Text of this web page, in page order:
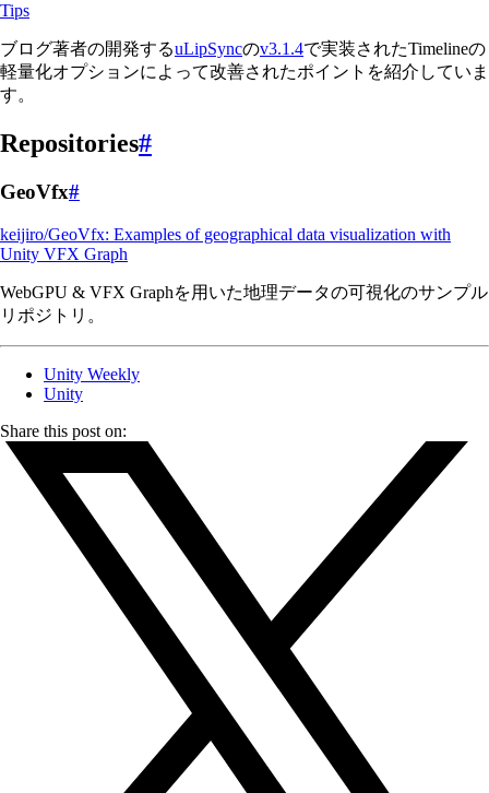
Tips
ブログ著者の開発するuLipSyncのv3.1.4で実装されたTimelineの
軽量化オプションによって改善されたポイントを紹介していま
す。
Repositories#
GeoVfx#
keijiro/GeoVfx: Examples of geographical data visualization with
Unity VFX Graph
WebGPU & VFX Graphを用いた地理データの可視化のサンプル
リポジトリ。
Unity Weekly
Unity
Share this post on: